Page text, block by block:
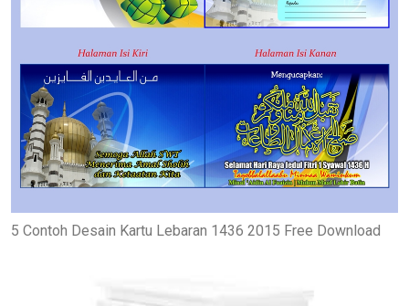
5 Contoh Desain Kartu Lebaran 1436 2015 Free Download